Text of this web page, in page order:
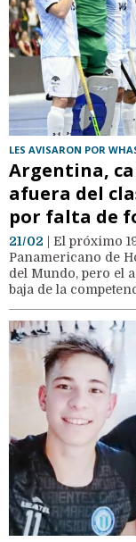
LES AVISARON POR
Argentina,
afuera del
por falta de
21/02 | El próximo
Panamericano de
del Mundo, pero el
baja de la